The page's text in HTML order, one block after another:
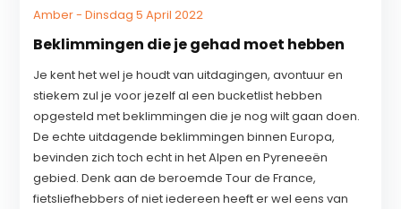
Amber - Dinsdag 5 April 2022
Beklimmingen die je gehad moet hebben
Je kent het wel je houdt van uitdagingen, avontuur en
stiekem zul je voor jezelf al een bucketlist hebben
opgesteld met beklimmingen die je nog wilt gaan doen.
De echte uitdagende beklimmingen binnen Europa,
bevinden zich toch echt in het Alpen en Pyreneeën
gebied. Denk aan de beroemde Tour de France,
fietsliefhebbers of niet iedereen heeft er wel eens van